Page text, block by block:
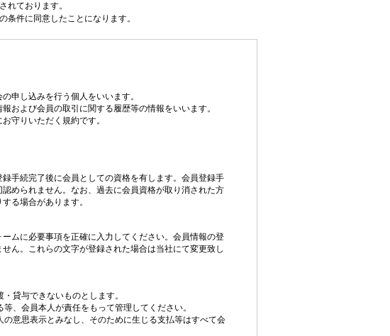
れております。
条件に同意したことになります。